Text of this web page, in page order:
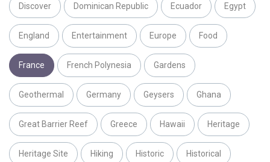
Discover Dominican Republic Ecuador Egypt
England Entertainment Europe Food
France French Polynesia Gardens
Geothermal Germany Geysers Ghana
Great Barrier Reef Greece Hawaii Heritage
Heritage Site Hiking Historic Historical